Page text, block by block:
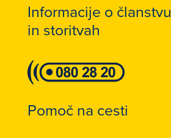
Informacije o članstvu
in storitvah
Pomoč na cesti